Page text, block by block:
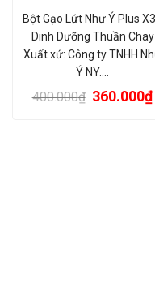
Bột Gạo Lứt Như Ý Plus
Dinh Dưỡng Thuần Chay
Xuất xứ: Công ty TNHH
Ý NY.…
400.000₫ 360.000₫